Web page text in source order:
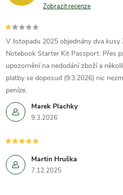
Zobrazit recenze
Marek Plachky
9.3.2026
V listopadu 2025 objednány dva kusy
Notebook Starter Kit Passport. Přes
upozornění na nedodání zboží a
platby se doposud (9.3.2026) nic
peníze.
Martin Hruška
7.12.2025